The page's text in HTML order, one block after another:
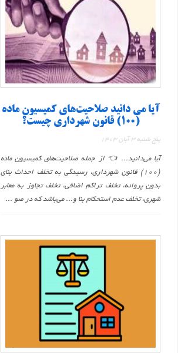
آیا می دانید صلاحیت‌های کمیسیون ماده
(۱۰۰) قانون شهرداری چیست؟
پنج شنبه 3 آبان 1403
آیا می‌دانید... 👈 از جمله صلاحیت‌های کمیسیون ماده
(۱۰۰) قانون شهرداری، رسیدگی به تخلف احداث بنای
بدون پروانه، تخلف تراکم اضافی، تخلف تجاوز به معابر
شهری، تخلف عدم استحکام بنا و... می‌باشد که در صو ...